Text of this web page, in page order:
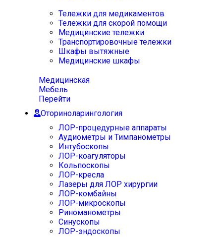
Тележки для медикаментов
Тележки для скорой помощи
Медицинские тележки
Транспортировочные тележки
Шкафы вытяжные
Медицинские шкафы
Медицинская
Мебель
Перейти
Оториноларингология
ЛОР-процедурные аппараты
Аудиометры и Тимпанометры
Интубоскопы
ЛОР-коагуляторы
Кольпоскопы
ЛОР-кресла
Лазеры для ЛОР хирургии
ЛОР-комбайны
ЛОР-микроскопы
Риноманометры
Синускопы
ЛОР-эндоскопы